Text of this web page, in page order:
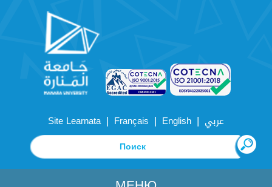
Site Learnata | Français | English | عربي